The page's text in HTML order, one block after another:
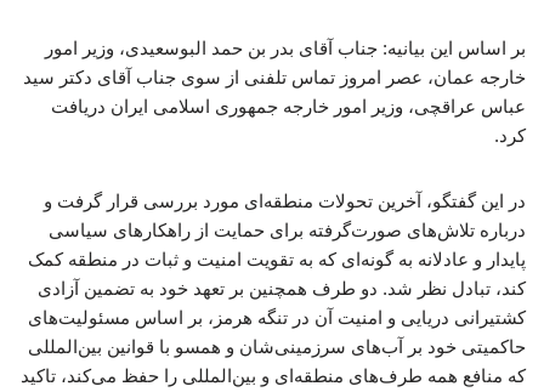
بر اساس این بیانیه: جناب آقای بدر بن حمد البوسعیدی، وزیر امور
خارجه عمان، عصر امروز تماس تلفنی از سوی جناب آقای دکتر سید
عباس عراقچی، وزیر امور خارجه جمهوری اسلامی ایران دریافت
کرد.
در این گفتگو، آخرین تحولات منطقه‌ای مورد بررسی قرار گرفت و
درباره تلاش‌های صورت‌گرفته برای حمایت از راهکارهای سیاسی
پایدار و عادلانه به گونه‌ای که به تقویت امنیت و ثبات در منطقه کمک
کند، تبادل نظر شد. دو طرف همچنین بر تعهد خود به تضمین آزادی
کشتیرانی دریایی و امنیت آن در تنگه هرمز، بر اساس مسئولیت‌های
حاکمیتی خود بر آب‌های سرزمینی‌شان و همسو با قوانین بین‌المللی
که منافع همه طرف‌های منطقه‌ای و بین‌المللی را حفظ می‌کند، تاکید